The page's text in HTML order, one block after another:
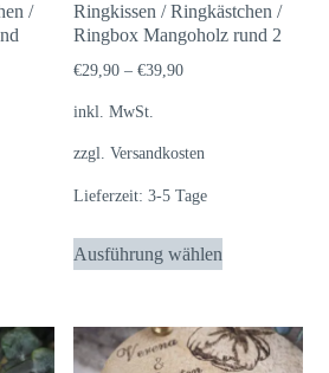
/
Ringkissen / Ringkästchen /
Ringbox Mangoholz rund 2
€29,90 –€39,90
inkl. MwSt.
zzgl.Versandkosten
Lieferzeit:3-5 Tage
Ausführung wählen
Dieses
Produkt
mehrere
Varianten